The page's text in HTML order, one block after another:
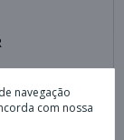
navegação
com nossa